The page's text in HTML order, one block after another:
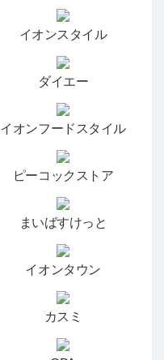
イオンスタイル
ダイエー
イオンフードスタイル
ピーコックストア
まいばすけっと
イオンタウン
カスミ